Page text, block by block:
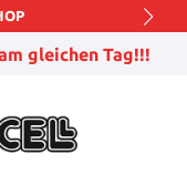
gleichen Tag!!!